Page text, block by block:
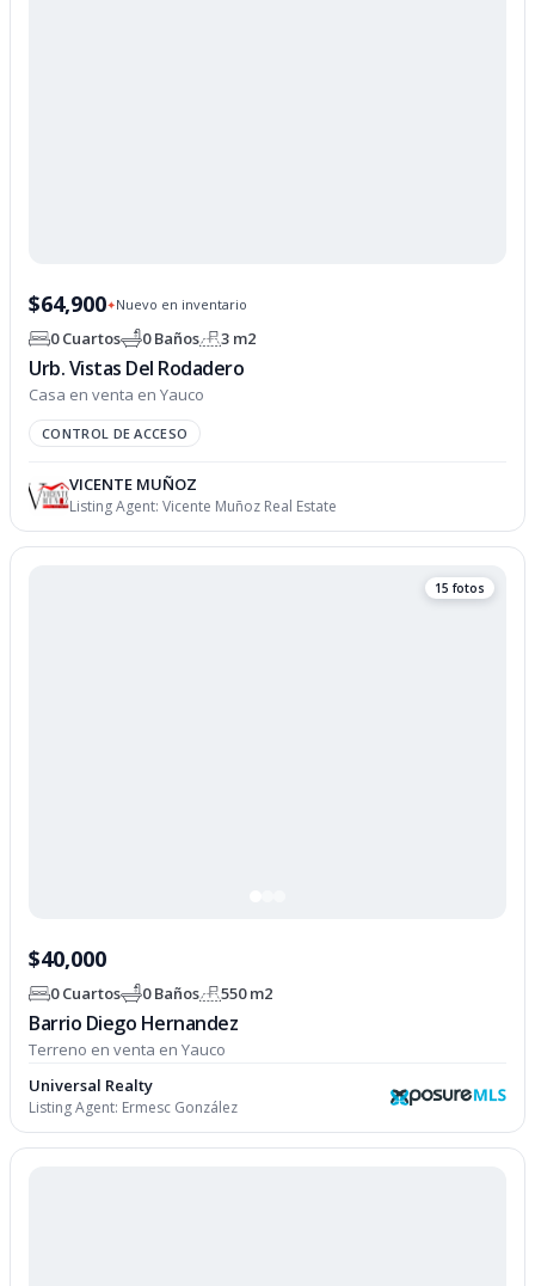
$64,900✦Nuevo en inventario
0 Cuartos 0 Baños 3 m2
Urb. Vistas Del Rodadero
Casa en venta en Yauco
CONTROL DE ACCESO
VICENTE MUÑOZ
Listing Agent:Vicente Muñoz Real Estate
15 fotos
$40,000
0 Cuartos 0 Baños 550 m2
Barrio Diego Hernandez
Terreno en venta en Yauco
Universal Realty
Listing Agent: Ermesc González